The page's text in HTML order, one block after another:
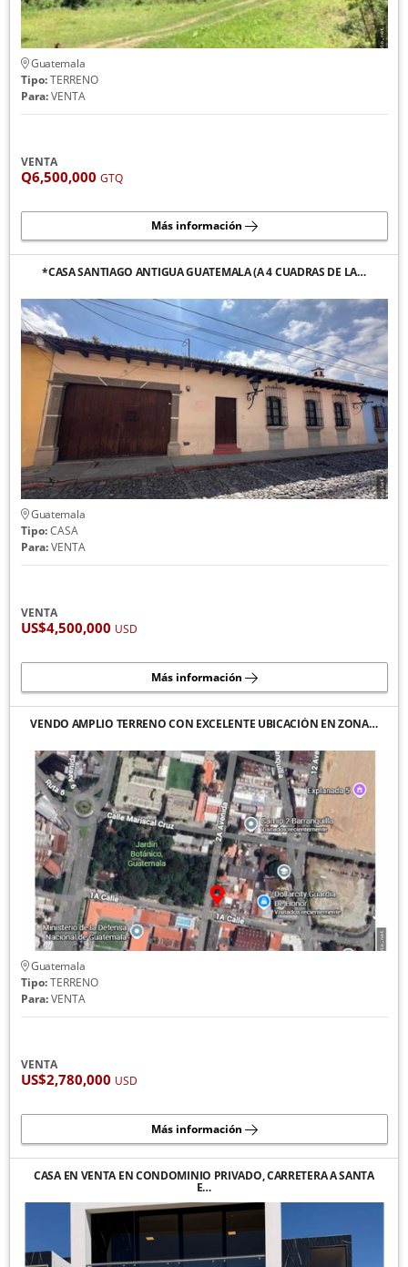
Guatemala
Tipo:TERRENO
Para:VENTA
VENTA
Q6,500,000 GTQ
Más información
*CASA SANTIAGO ANTIGUA GUATEMALA (A 4 CUADRAS DE LA…
Guatemala
Tipo:CASA
Para:VENTA
VENTA
US$4,500,000 USD
Más información
VENDO AMPLIO TERRENO CON EXCELENTE UBICACIÓN EN ZONA…
Guatemala
Tipo:TERRENO
Para:VENTA
VENTA
US$2,780,000 USD
Más información
CASA EN VENTA EN CONDOMINIO PRIVADO, CARRETERA A SANTA
E…